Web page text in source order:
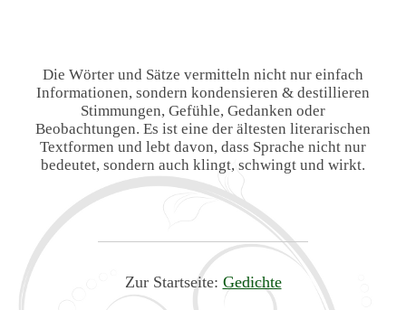
Die Wörter und Sätze vermitteln nicht nur einfach
Informationen, sondern kondensieren & destillieren
Stimmungen, Gefühle, Gedanken oder
Beobachtungen. Es ist eine der ältesten literarischen
Textformen und lebt davon, dass Sprache nicht nur
bedeutet, sondern auch klingt, schwingt und wirkt.
Zur Startseite: Gedichte